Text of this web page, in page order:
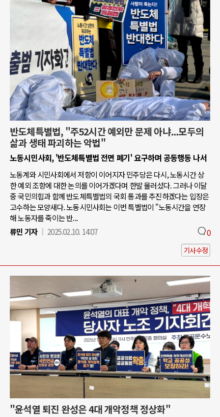
반도체특별법, "주52시간 예외만 문제 아냐...모두의
삶과 생태 파괴하는 악법"
노동시민사회, '반도체특별법 전면 폐기' 요구하며 공동행동 나서
노동계와 시민사회에서 저항이 이어지자 민주당은 다시, 노동시간 상
한 예외 조항에 대한 논의를 이어가겠다며 한발 물러섰다. 그러나 이달
중 국민의힘과 함께 반도체특별법의 국회 통과를 추진하겠다는 입장은
고수하는 모양새다. 노동시민사회는 이번 특별법이 "노동시간을 연장
해 노동자를 죽이는 반...
류민 기자
2025.02.10. 14:07 0
기사수정
"윤석열 퇴진 완성은 4대 개악정책 정상화"